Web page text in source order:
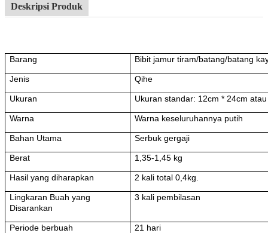
Deskripsi Produk
Barang Bibit jamur tiram/batang/batang
Jenis Qihe
Ukuran Ukuran standar: 12cm * 24cm
Warna Warna keseluruhannya putih
Bahan Utama Serbuk gergaji
Berat 1,35-1,45 kg
Hasil yang diharapkan 2 kali total 0,4kg.
Lingkaran Buah yang
Disarankan
3 kali pembilasan
Periode berbuah 21 hari